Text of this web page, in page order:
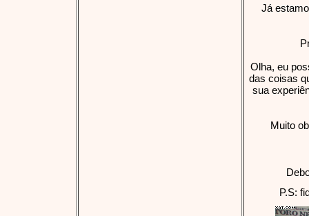
Já
Olha, eu
das coisas
sua
Muito
P.S: